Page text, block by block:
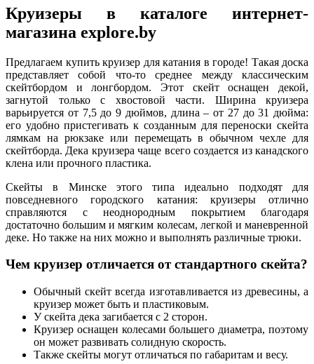
Круизеры в каталоге интернет-
магазина explore.by
Предлагаем купить круизер для катания в городе! Такая доска
представляет собой что-то среднее между классическим
скейтбордом и лонгбордом. Этот скейт оснащен декой,
загнутой только с хвостовой части. Ширина круизера
варьируется от 7,5 до 9 дюймов, длина – от 27 до 31 дюйма:
его удобно пристегивать к созданным для переноски скейта
лямкам на рюкзаке или перемещать в обычном чехле для
скейтборда. Дека круизера чаще всего создается из канадского
клена или прочного пластика.
Скейты в Минске этого типа идеально подходят для
повседневного городского катания: круизеры отлично
справляются с неоднородным покрытием благодаря
достаточно большим и мягким колесам, легкой и маневренной
деке. Но также на них можно и выполнять различные трюки.
Чем круизер отличается от стандартного скейта?
Обычный скейт всегда изготавливается из древесины, а
круизер может быть и пластиковым.
У скейта дека загибается с 2 сторон.
Круизер оснащен колесами большего диаметра, поэтому
он может развивать солидную скорость.
Также скейты могут отличаться по габаритам и весу.